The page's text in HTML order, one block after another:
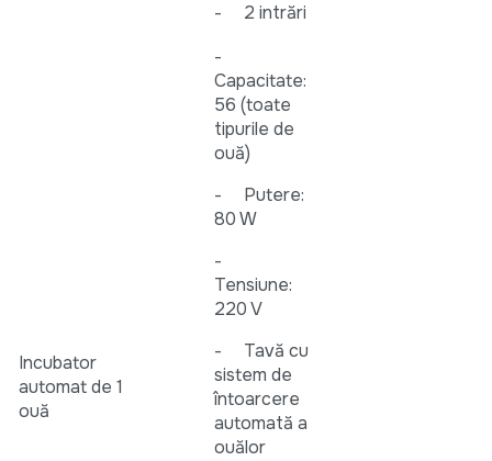
- 2 intrări
Incubator
automat de
ouă
1
-
Capacitate:
56 (toate
tipurile de
ouă)
- Putere:
80 W
-
Tensiune:
220 V
- Tavă cu
sistem de
întoarcere
automată a
ouălor